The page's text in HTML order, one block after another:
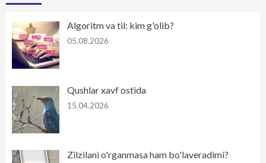
Algoritm va til: kim g'olib?
05.08.2026
Qushlar xavf ostida
15.04.2026
Zilzilani o'rganmasa ham bo'laveradimi?